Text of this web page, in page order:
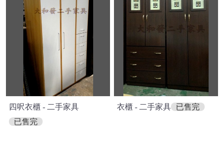
四呎衣櫃 - 二手家具
已售完
衣櫃 - 二手家具 已售完